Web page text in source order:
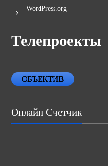
WordPress.org
Телепроекты
ОБЪЕКТИВ
Онлайн Счетчик